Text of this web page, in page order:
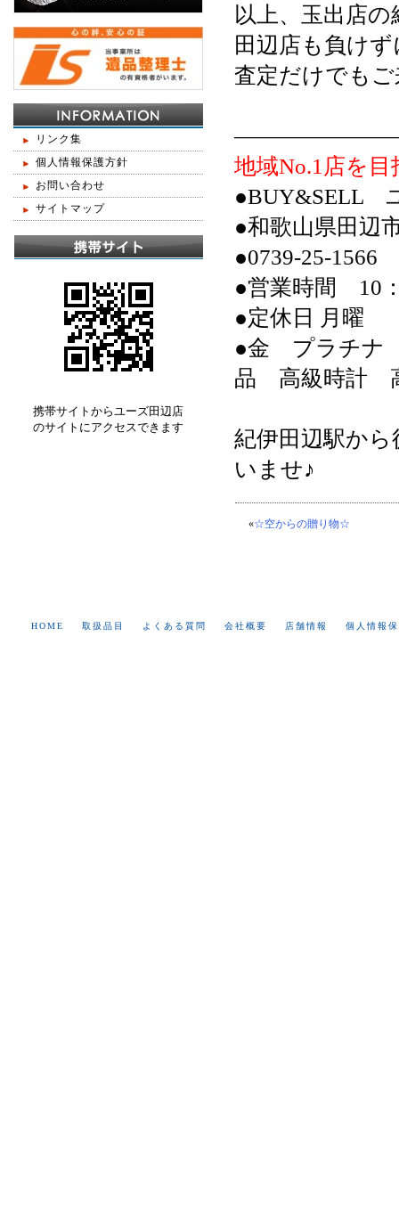
以上、玉出店
田辺店も負け
査定だけでも
地域No.1店を
●BUY&SELL
●和歌山県田辺
●0739-25-1566
●営業時間 10
●定休日 月曜
●金 プラチナ
品 高級時計
紀伊田辺駅か
いませ♪
«☆空からの贈り物☆
リンク集
個人情報保護方針
お問い合わせ
サイトマップ
携帯サイトからユーズ田辺店
のサイトにアクセスできます
HOME 取扱品目 よくある質問 会社概要 店舗情報 個人情報